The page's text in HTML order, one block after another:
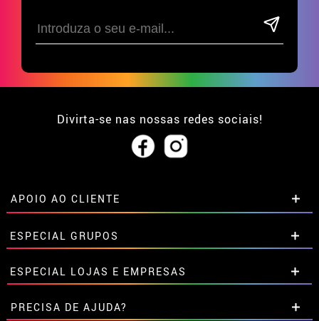
Divirta-se nas nossas redes sociais!
APOIO AO CLIENTE
• Sobre nós
• Condições de venda
• Aviso legal ePrivacidade
• Atendimento ao cliente
• Utilização de cookies
ESPECIAL GRUPOS
Descontos especiais para grupos.
Entre em contato connosco aqui
ESPECIAL LOJAS E EMPRESAS
Descontos especiais para grupos.
PRECISA DE AJUDA?